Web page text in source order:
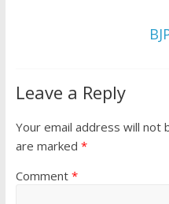
Leave a Reply
Your email address will not
are marked *
Comment *